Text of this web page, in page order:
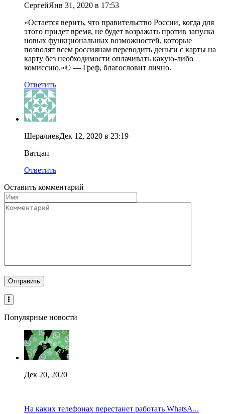
СергейЯнв 31, 2020 в 17:53
«Остается верить, что правительство России, когда для
этого придет время, не будет возражать против запуска
новых функциональных возможностей, которые
позволят всем россиянам переводить деньги с карты на
карту без необходимости оплачивать какую-либо
комиссию.»© — Греф, благословит лично.
Ответить
ШералиевДек 12, 2020 в 23:19
Ватцап
Ответить
Оставить комментарий
Популярные новости
Дек 20, 2020
На каких телефонах перестанет работать WhatsA...